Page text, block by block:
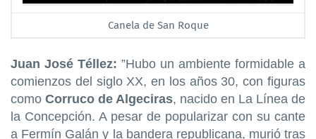
Canela de San Roque
Juan José Téllez: ”Hubo un ambiente formidable a
comienzos del siglo XX, en los años 30, con figuras
como Corruco de Algeciras, nacido en La Línea de
la Concepción. A pesar de popularizar con su cante
a Fermín Galán y la bandera republicana, murió tras